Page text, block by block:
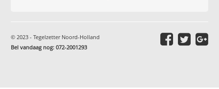
© 2023 - Tegelzetter Noord-Holland
Bel vandaag nog: 072-2001293